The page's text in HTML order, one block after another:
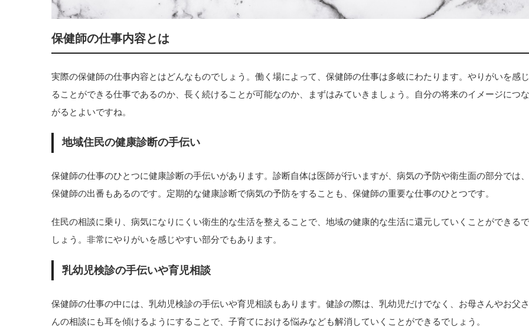
保健師の仕事内容とは
実際の保健師の仕事内容とはどんなものでしょう。働く場によって、保健師の仕事は多岐にわたります。やりがいを感じ
ることができる仕事であるのか、長く続けることが可能なのか、まずはみていきましょう。自分の将来のイメージにつな
がるとよいですね。
地域住民の健康診断の手伝い
保健師の仕事のひとつに健康診断の手伝いがあります。診断自体は医師が行いますが、病気の予防や衛生面の部分では、
保健師の出番もあるのです。定期的な健康診断で病気の予防をすることも、保健師の重要な仕事のひとつです。
住民の相談に乗り、病気になりにくい衛生的な生活を整えることで、地域の健康的な生活に還元していくことができるで
しょう。非常にやりがいを感じやすい部分でもあります。
乳幼児検診の手伝いや育児相談
保健師の仕事の中には、乳幼児検診の手伝いや育児相談もあります。健診の際は、乳幼児だけでなく、お母さんやお父さ
んの相談にも耳を傾けるようにすることで、子育てにおける悩みなども解消していくことができるでしょう。